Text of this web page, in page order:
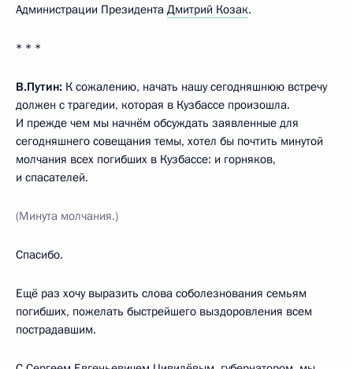
Администрации Президента Дмитрий Козак.
* * *
В.Путин: К сожалению, начать нашу сегодняшнюю встречу
должен с трагедии, которая в Кузбассе произошла.
И прежде чем мы начнём обсуждать заявленные для
сегодняшнего совещания темы, хотел бы почтить минутой
молчания всех погибших в Кузбассе: и горняков,
и спасателей.
(Минута молчания.)
Спасибо.
Ещё раз хочу выразить слова соболезнования семьям
погибших, пожелать быстрейшего выздоровления всем
пострадавшим.